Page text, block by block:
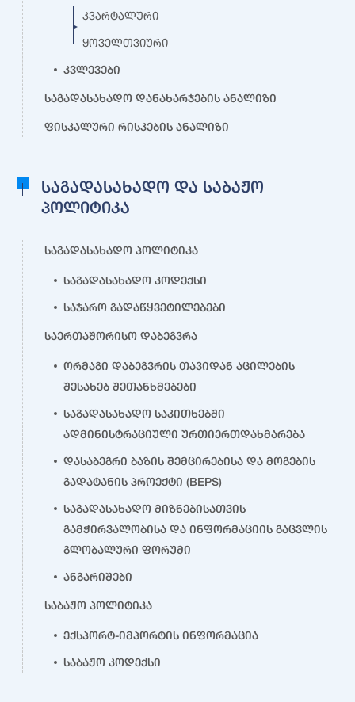
კვარტალური
ყოველთვიური
კვლევები
საგადასახადო დანახარჯების ანალიზი
ფისკალური რისკების ანალიზი
საგადასახადო და საბაჟო
პოლიტიკა
საგადასახადო პოლიტიკა
საგადასახადო კოდექსი
საჯარო გადაწყვეტილებები
საერთაშორისო დაბეგვრა
ორმაგი დაბეგვრის თავიდან აცილების
შესახებ შეთანხმებები
საგადასახადო საკითხებში
ადმინისტრაციული ურთიერთდახმარება
დასაბეგრი ბაზის შემცირებისა და მოგების
გადატანის პროექტი (BEPS)
საგადასახადო მიზნებისათვის
გამჭირვალობისა და ინფორმაციის გაცვლის
გლობალური ფორუმი
ანგარიშები
საბაჟო პოლიტიკა
ექსპორტ-იმპორტის ინფორმაცია
საბაჟო კოდექსი